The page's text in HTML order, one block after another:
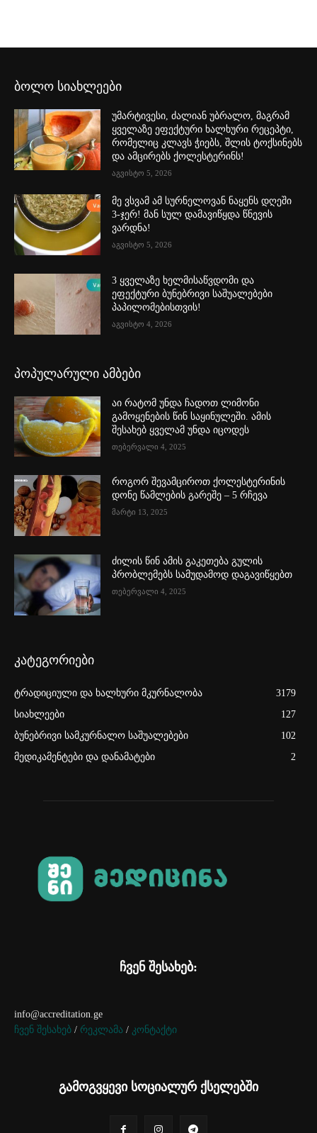
ბოლო სიახლეები
უმარტივესი, ძალიან უბრალო, მაგრამ
ყველაზე ეფექტური ხალხური რეცეპტი,
რომელიც კლავს ჭიებს, შლის ტოქსინებს
და ამცირებს ქოლესტერინს!
აგვისტო 5, 2026
მე ვსვამ ამ სურნელოვან ნაყენს დღეში
3-ჯერ! მან სულ დამავიწყდა წნევის
ვარდნა!
აგვისტო 5, 2026
3 ყველაზე ხელმისაწვდომი და
ეფექტური ბუნებრივი საშუალებები
პაპილომებისთვის!
აგვისტო 4, 2026
პოპულარული ამბები
აი რატომ უნდა ჩადოთ ლიმონი
გამოყენების წინ საყინულეში. ამის
შესახებ ყველამ უნდა იცოდეს
თებერვალი 4, 2025
როგორ შევამციროთ ქოლესტერინის
დონე წამლების გარეშე – 5 რჩევა
მარტი 13, 2025
ძილის წინ ამის გაკეთება გულის
პრობლემებს სამუდამოდ დაგავიწყებთ
თებერვალი 4, 2025
კატეგორიები
ტრადიციული და ხალხური მკურნალობა
3179
სიახლეები
127
ბუნებრივი სამკურნალო საშუალებები
102
მედიკამენტები და დანამატები
2
ჩვენ შესახებ:
info@accreditation.ge
ჩვენ შესახებ / რეკლამა / კონტაქტი
გამოგვყევი სოციალურ ქსელებში